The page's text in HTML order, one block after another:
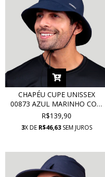
CHAPÉU CUPE UNISSEX
00873 AZUL MARINHO COM
PROTEÇÃO UV
R$139,90
3X DE R$46,63SEM JUROS